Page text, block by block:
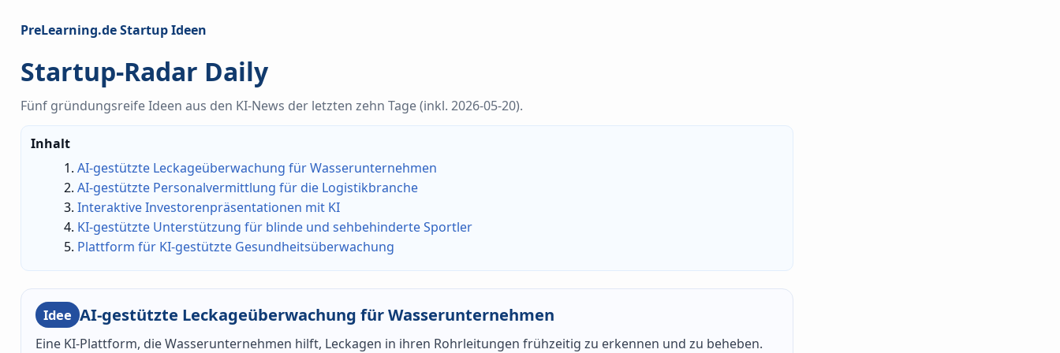
PreLearning.de Startup Ideen
Startup-Radar Daily
Fünf gründungsreife Ideen aus den KI-News der letzten zehn Tage (inkl. 2026-05-20).
Inhalt
AI-gestützte Leckageüberwachung für Wasserunternehmen
AI-gestützte Personalvermittlung für die Logistikbranche
Interaktive Investorenpräsentationen mit KI
KI-gestützte Unterstützung für blinde und sehbehinderte Sportler
Plattform für KI-gestützte Gesundheitsüberwachung
Idee AI-gestützte Leckageüberwachung für Wasserunternehmen
Eine KI-Plattform, die Wasserunternehmen hilft, Leckagen in ihren Rohrleitungen frühzeitig zu erkennen und zu beheben.